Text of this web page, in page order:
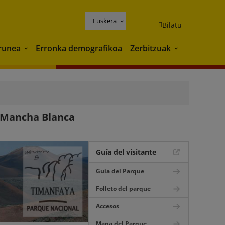
Euskera Bilatu
Ingurunea
Erronka demografikoa Zerbitzuak Zerbitzuak
Blanca
Guía del visitante
Guía del Parque
Folleto del parque
Accesos